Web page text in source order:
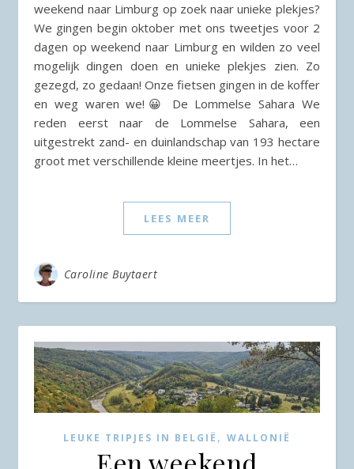
weekend naar Limburg op zoek naar unieke plekjes?
We gingen begin oktober met ons tweetjes voor 2
dagen op weekend naar Limburg en wilden zo veel
mogelijk dingen doen en unieke plekjes zien. Zo
gezegd, zo gedaan! Onze fietsen gingen in de koffer
en weg waren we!😀 De Lommelse Sahara We
reden eerst naar de Lommelse Sahara, een
uitgestrekt zand- en duinlandschap van 193 hectare
groot met verschillende kleine meertjes. In het…
LEES MEER
Caroline Buytaert
LEUKE TRIPJES IN BELGIË , WALLONIË